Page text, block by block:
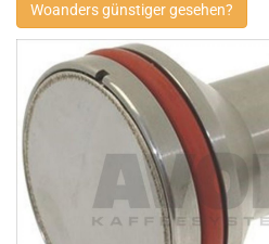
Woanders günstiger gesehen?